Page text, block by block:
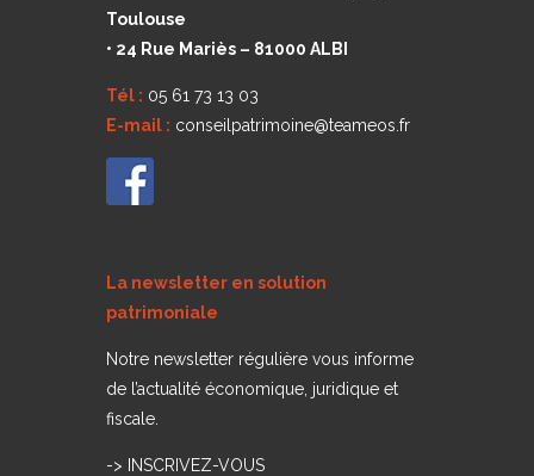
Toulouse
• 24 Rue Mariès – 81000 ALBI
Tél : 05 61 73 13 03
E-mail : conseilpatrimoine@teameos.fr
La newsletter en solution
patrimoniale
Notre newsletter régulière vous informe
de l’actualité économique, juridique et
fiscale.
-> INSCRIVEZ-VOUS